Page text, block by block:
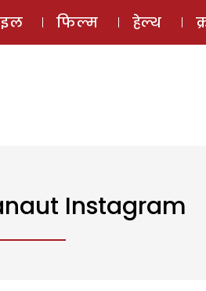
ई-मैगज़ीन
फिल्म हेल्थ
Instagram